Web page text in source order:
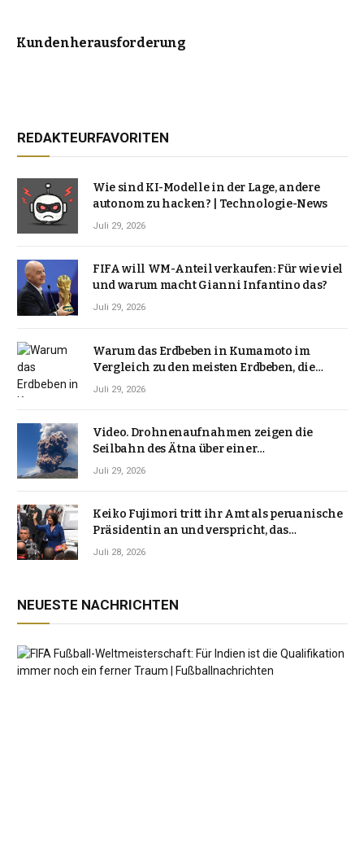
Kundenherausforderung
REDAKTEURFAVORITEN
Wie sind KI-Modelle in der Lage, andere
autonom zu hacken? | Technologie-News
Juli 29, 2026
FIFA will WM-Anteil verkaufen: Für wie viel
und warum macht Gianni Infantino das?
Juli 29, 2026
Warum das Erdbeben in Kumamoto im
Vergleich zu den meisten Erdbeben, die
Japan erschütterten, ungewöhnlich ist
Juli 29, 2026
Video. Drohnenaufnahmen zeigen die
Seilbahn des Ätna über einer
Vulkanlandschaft
Juli 29, 2026
Keiko Fujimori tritt ihr Amt als peruanische
Präsidentin an und verspricht, das
Jahrzehnt der Instabilität zu beenden
Juli 28, 2026
NEUESTE NACHRICHTEN